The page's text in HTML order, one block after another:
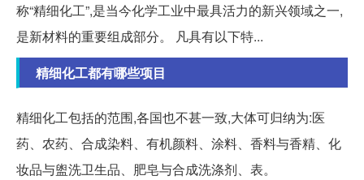
称“精细化工”,是当今化学工业中最具活力的新兴领域之一,
是新材料的重要组成部分。 凡具有以下特...
精细化工都有哪些项目
精细化工包括的范围,各国也不甚一致,大体可归纳为:医
药、农药、合成染料、有机颜料、涂料、香料与香精、化
妆品与盥洗卫生品、肥皂与合成洗涤剂、表。